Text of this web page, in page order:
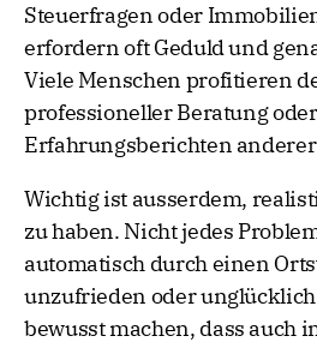
Steuerfragen oder
erfordern oft Geduld und
Viele Menschen profitieren
professioneller Beratung oder
Erfahrungsberichten
Wichtig ist ausserdem,
zu haben. Nicht jedes
automatisch durch einen
unzufrieden oder
bewusst machen, dass auch